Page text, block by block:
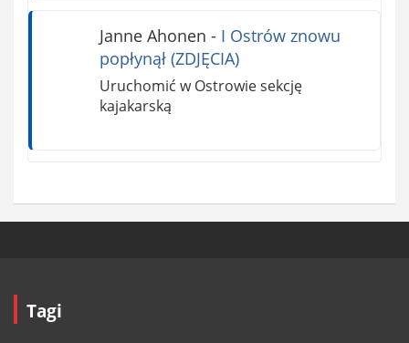
Janne Ahonen - I Ostrów znowu
popłynął (ZDJĘCIA)
Uruchomić w Ostrowie sekcję
kajakarską
Tagi